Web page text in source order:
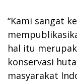
“Kami sangat
hal itu
konservasi
masyarakat